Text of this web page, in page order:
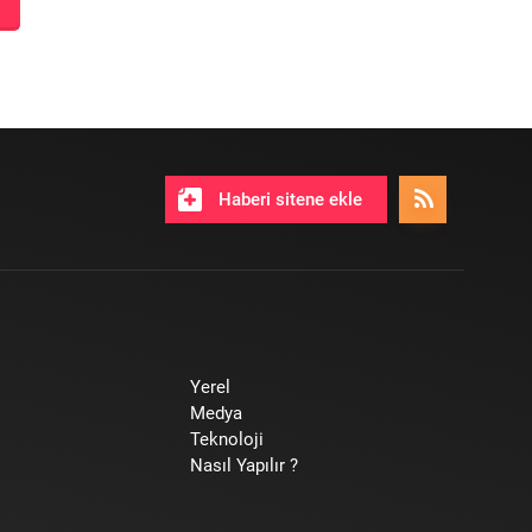
Haberi sitene ekle
Yerel
Medya
Teknoloji
Nasıl Yapılır ?